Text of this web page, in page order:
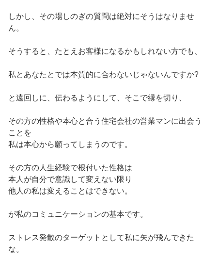
しかし、その場しのぎの質問は絶対にそうはなりませ
ん。
そうすると、たとえお客様になるかもしれない方でも、
私とあなたとでは本質的に合わないじゃないんですか?
と遠回しに、伝わるようにして、そこで縁を切り、
その方の性格や本心と合う住宅会社の営業マンに出会う
ことを
私は本心から願ってしまうのです。
その方の人生経験で根付いた性格は
本人が自分で意識して変えない限り
他人の私は変えることはできない。
が私のコミュニケーションの基本です。
ストレス発散のターゲットとして私に矢が飛んできた
な。